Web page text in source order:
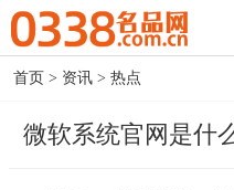
首页 > 资讯 > 热点
微软系统官网是什